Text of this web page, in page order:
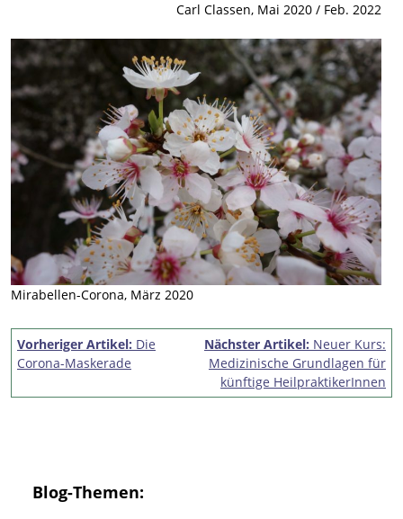
Carl Classen, Mai 2020 / Feb. 2022
Mirabellen-Corona, März 2020
Beitragsnavigation
Vorheriger Artikel: Die
Corona-Maskerade
Nächster Artikel: Neuer Kurs:
Medizinische Grundlagen für
künftige HeilpraktikerInnen
Blog-Themen: